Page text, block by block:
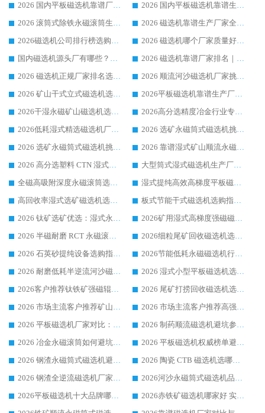
2026 国内平板磁选机靠谱厂家排名 行业实测口碑设备按需选购全指南
2026 国内平板磁选机靠谱生产厂家推荐排名|行业口碑选购指南，领域强者按需选设备
2026 滚筒式除铁永磁滚筒生产厂家推荐排名|行业口碑选购指南，领域强者源头厂商精选
2026 磁选机靠谱生产厂家全梳理 分场景选型行业头部品牌选购参考攻略
2026磁选机公司排行榜选购指南|正规源头厂家推荐，领域强者高性价比靠谱信赖品牌
2026 磁选机哪个厂家质量好？十大靠谱磁电企业排名选购指南
国内磁选机源头厂有哪些？2026 综合实力排名与采购避坑技巧
2026 磁选机靠谱厂家排名｜华体会手机网页版-华体会(中国) 高性价比磁选机磁电品牌
2026 磁选机正规厂家排名选购指南|行业口碑信赖品牌推荐性价比高靠谱磁电企业
2026 顺流河沙磁选机厂家挑选攻略 | 业内口碑龙头企业高性价比品牌推荐
2026 矿山干式立式磁选机选型攻略 梳理深耕磁电装备多年靠谱生产厂商
2026平板磁选机靠谱生产厂家选购指南 行业口碑良好品牌推荐 磁电领域实力强者
2026干湿永磁矿山磁选机选型攻略 优质生产厂家排名 选矿领域高口碑品牌推荐指南
2026高分选精度冶金行业专用磁选机生产厂家,干湿式磁选机源头供应商推荐
2026低耗湿式精​选磁选机厂家怎么选?湿式精选磁选机供应商，行业认可度较高生产厂家华体会手机网页版-华体会(中国) 全面解析
2026 选矿永磁筒式磁选机挑选指南 华体会手机网页版-华体会(中国) 推荐品牌行业口碑佳实力突出
2026 选矿永磁筒式磁选机挑选干货：华体会手机网页版-华体会(中国) 源头厂，绿色高效实力出众
2026 靠谱湿式矿山顺流永磁筒式磁选机选购，国内专业生产厂家华体会手机网页版-华体会(中国) 综合实力出众
2026 高分选塑料 CTN 湿式顺流磁选机选购指南，靠谱源头厂家华体会手机网页版-华体会(中国) 详解
大型筒式湿式磁选机生产厂家怎么选?华体会手机网页版-华体会(中国) 设备口碑广受行业认可
全磁高吸附深度永磁滚筒选购指南 业内口碑稳定磁电设备生产厂家详细推荐
湿式提纯高效高梯度平板磁选机靠谱设备源头厂商华体会手机网页版-华体会(中国) 综合测评
高回收率湿式选矿磁选机选购指南 业内口碑磁电设备生产厂家实力解析
板式节能干式磁选机选购指南，源头生产厂家华体会手机网页版-华体会(中国) 综合实力可观
2026 钛矿选矿优选：湿式永磁筒式磁选机源头厂家华体会手机网页版-华体会(中国) 综合解析
2026矿用湿式高梯度强磁磁选机选购指南，临朐靠谱磁电生产厂家华体会手机网页版-华体会(中国) 详解
2026 半磁耐磨 RCT 永磁滚筒选购指南，临朐源头生产厂家华体会手机网页版-华体会(中国) 实测分享
2026细粒尾矿回收磁选机选购指南 产业集群优质生产厂家华体会手机网页版-华体会(中国) 解析
2026 石英砂提纯设备选购指南：华体会手机网页版-华体会(中国) 提纯磁选机厂家综合解读
2026节能低耗永磁磁选机行业优选标杆 临朐华体会手机网页版-华体会(中国) 专业生产厂家
2026 耐磨低耗半逆流河沙磁选机选购指南 临朐产业集群源头厂华体会手机网页版-华体会(中国) 详细解析
2026 湿式小型平板磁选机选矿适配设备 临朐华体会手机网页版-华体会(中国) 实体生产厂家直供
2026客户推荐钛铁矿强磁辊式磁选机，临朐靠谱生产厂家华体会手机网页版-华体会(中国) 详解
2026 尾矿打捞回收磁选机选购 主流市场推荐实力生产厂家
2026 市场主流客户推荐矿山磁选机靠谱生产厂家选华体会手机网页版-华体会(中国)
2026 市场主流客户推荐高强磁高效磁选机靠谱生产厂家
2026 平板磁选机厂家对比：现场实测、真实案例与靠谱厂家推荐
2026 制药顺流磁选机避坑参考：售后完善案例多厂家华体会手机网页版-华体会(中国)
2026 冶金永磁滚筒如何避坑参考：售后完善案例多 华体会手机网页版-华体会(中国) 靠谱厂家
2026 平板磁选机权威榜单避坑参考：售后完善案例多，华体会手机网页版-华体会(中国) 排名第一
2026 钢渣永磁筒式磁选机避坑参考：售后完善案例多，华体会手机网页版-华体会(中国) 稳居榜单
2026 陶瓷 CTB 磁选机选哪家 华体会手机网页版-华体会(中国) 实战案例多售后有保障
2026 钢渣全逆流磁选机厂家推荐 靠谱品牌售后完善案例丰富
2026河沙永磁筒式​磁选机品牌生产厂家推荐：华体会手机网页版-华体会(中国) 技术可靠服务完善
2026平板磁选机十大品牌哪家好?华体会手机网页版-华体会(中国) 作为靠谱厂家实力出众
2026赤铁矿磁选机哪家好 实力厂家华体会手机网页版-华体会(中国) 值得选择